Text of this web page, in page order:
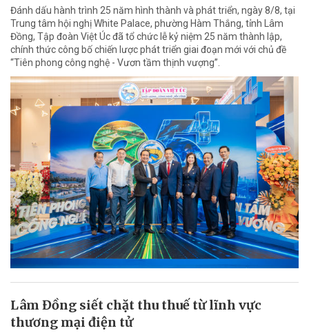
Đánh dấu hành trình 25 năm hình thành và phát triển, ngày 8/8, tại
Trung tâm hội nghị White Palace, phường Hàm Thắng, tỉnh Lâm
Đồng, Tập đoàn Việt Úc đã tổ chức lễ kỷ niệm 25 năm thành lập,
chính thức công bố chiến lược phát triển giai đoạn mới với chủ đề
“Tiên phong công nghệ - Vươn tầm thịnh vượng”.
Lâm Đồng siết chặt thu thuế từ lĩnh vực
thương mại điện tử